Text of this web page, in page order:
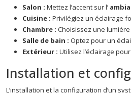
Salon : Mettez l’accent sur l’
Cuisine : Privilégiez un éclairage
Chambre : Choisissez une
Salle de bain : Optez pour un
Extérieur : Utilisez l’éclairage
Installation et
L’installation et la configuration d’un